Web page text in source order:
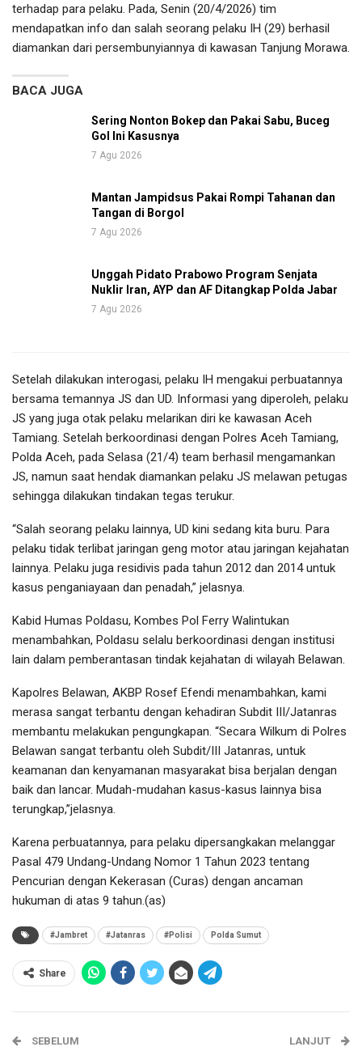
terhadap para pelaku. Pada, Senin (20/4/2026) tim
mendapatkan info dan salah seorang pelaku IH (29) berhasil
diamankan dari persembunyiannya di kawasan Tanjung Morawa.
BACA JUGA
Sering Nonton Bokep dan Pakai Sabu, Buceg
Gol Ini Kasusnya
7 Agu 2026
Mantan Jampidsus Pakai Rompi Tahanan dan
Tangan di Borgol
7 Agu 2026
Unggah Pidato Prabowo Program Senjata
Nuklir Iran, AYP dan AF Ditangkap Polda Jabar
7 Agu 2026
Setelah dilakukan interogasi, pelaku IH mengakui perbuatannya
bersama temannya JS dan UD. Informasi yang diperoleh, pelaku
JS yang juga otak pelaku melarikan diri ke kawasan Aceh
Tamiang. Setelah berkoordinasi dengan Polres Aceh Tamiang,
Polda Aceh, pada Selasa (21/4) team berhasil mengamankan
JS, namun saat hendak diamankan pelaku JS melawan petugas
sehingga dilakukan tindakan tegas terukur.
“Salah seorang pelaku lainnya, UD kini sedang kita buru. Para
pelaku tidak terlibat jaringan geng motor atau jaringan kejahatan
lainnya. Pelaku juga residivis pada tahun 2012 dan 2014 untuk
kasus penganiayaan dan penadah,” jelasnya.
Kabid Humas Poldasu, Kombes Pol Ferry Walintukan
menambahkan, Poldasu selalu berkoordinasi dengan institusi
lain dalam pemberantasan tindak kejahatan di wilayah Belawan.
Kapolres Belawan, AKBP Rosef Efendi menambahkan, kami
merasa sangat terbantu dengan kehadiran Subdit III/Jatanras
membantu melakukan pengungkapan. “Secara Wilkum di Polres
Belawan sangat terbantu oleh Subdit/III Jatanras, untuk
keamanan dan kenyamanan masyarakat bisa berjalan dengan
baik dan lancar. Mudah-mudahan kasus-kasus lainnya bisa
terungkap,”jelasnya.
Karena perbuatannya, para pelaku dipersangkakan melanggar
Pasal 479 Undang-Undang Nomor 1 Tahun 2023 tentang
Pencurian dengan Kekerasan (Curas) dengan ancaman
hukuman di atas 9 tahun.(as)
#Jambret #Jatanras #Polisi Polda Sumut
Share
SEBELUM LANJUT